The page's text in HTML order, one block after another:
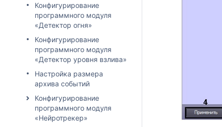
Конфигурирование
программного модуля
«Детектор огня»
Конфигурирование
программного модуля
«Детектор уровня взлива»
Настройка размера
архива событий
Конфигурирование
программного модуля
«Нейротрекер»